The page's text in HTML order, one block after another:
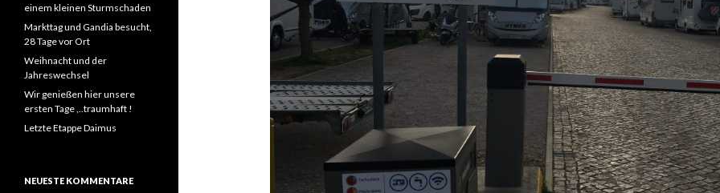
einem kleinen Sturmschaden
Markttag und Gandia besucht,
28 Tage vor Ort
Weihnacht und der
Jahreswechsel
Wir genießen hier unsere
ersten Tage ,..traumhaft !
Letzte Etappe Daimus
NEUESTE KOMMENTARE